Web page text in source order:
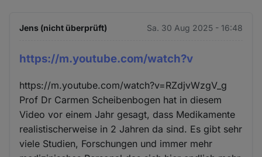
Jens (nicht überprüft) Sa. 30 Aug 2025 - 16:48
https://m.youtube.com/watch?v
https://m.youtube.com/watch?v=RZdjvWzgV_g
Prof Dr Carmen Scheibenbogen hat in diesem
Video vor einem Jahr gesagt, dass Medikamente
realistischerweise in 2 Jahren da sind. Es gibt sehr
viele Studien, Forschungen und immer mehr